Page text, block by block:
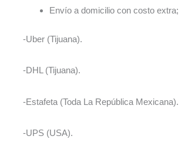
Envío a domicilio con costo extra;
-Uber (Tijuana).
-DHL (Tijuana).
-Estafeta (Toda La República Mexicana).
-UPS (USA).